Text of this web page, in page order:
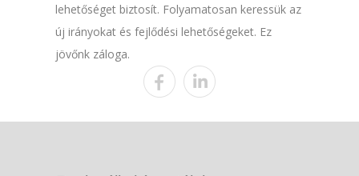
lehetőséget biztosít. Folyamatosan keressük az
új irányokat és fejlődési lehetőségeket. Ez
jövőnk záloga.